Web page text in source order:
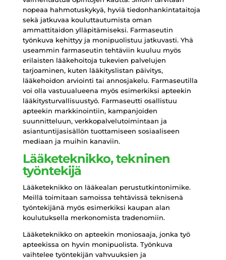
nopeaa hahmotuskykyä, hyviä tiedonhankintataitoja
sekä jatkuvaa kouluttautumista oman
ammattitaidon ylläpitämiseksi. Farmaseutin
työnkuva kehittyy ja monipuolistuu jatkuvasti. Yhä
useammin farmaseutin tehtäviin kuuluu myös
erilaisten lääkehoitoja tukevien palvelujen
tarjoaminen, kuten lääkityslistan päivitys,
lääkehoidon arviointi tai annosjakelu. Farmaseutilla
voi olla vastuualueena myös esimerkiksi apteekin
lääkitysturvallisuustyö. Farmaseutti osallistuu
apteekin markkinointiin, kampanjoiden
suunnitteluun, verkkopalvelutoimintaan ja
asiantuntijasisällön tuottamiseen sosiaaliseen
mediaan ja muihin kanaviin.
Lääketeknikko, tekninen
työntekijä
Lääketeknikko on lääkealan perustutkintonimike.
Meillä toimitaan samoissa tehtävissä teknisenä
työntekijänä myös esimerkiksi kaupan alan
koulutuksella merkonomista tradenomiin.
Lääketeknikko on apteekin moniosaaja, jonka työ
apteekissa on hyvin monipuolista. Työnkuva
vaihtelee työntekijän vahvuuksien ja